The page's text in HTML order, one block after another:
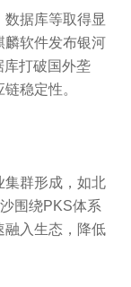
据库等取得显
麟软件发布银河
库打破国外垄
稳定性。
集群形成，如北
围绕PKS体系
融入生态，降低